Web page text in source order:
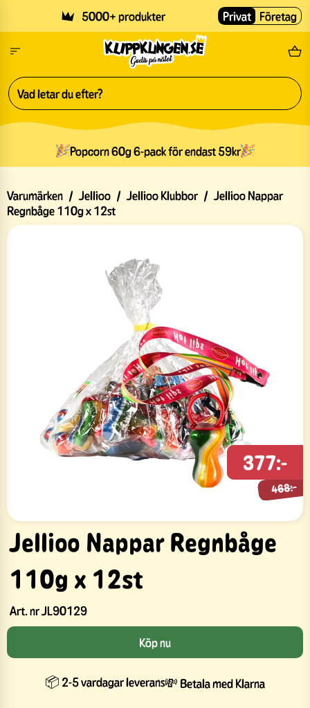
5000+ produkter Fri
Privat Företag
Popcorn 60g 6-pack för endast 59kr
Varumärken / Jellioo / Jellioo Klubbor / Jellioo Nappar
Regnbåge 110g x 12st
Jellioo Nappar Regnbåge
110g x 12st
Art. nrJL90129
377:-
468:-
468:-
Köp nu
📦 2-5 vardagar leverans💸 Betala med Klarna